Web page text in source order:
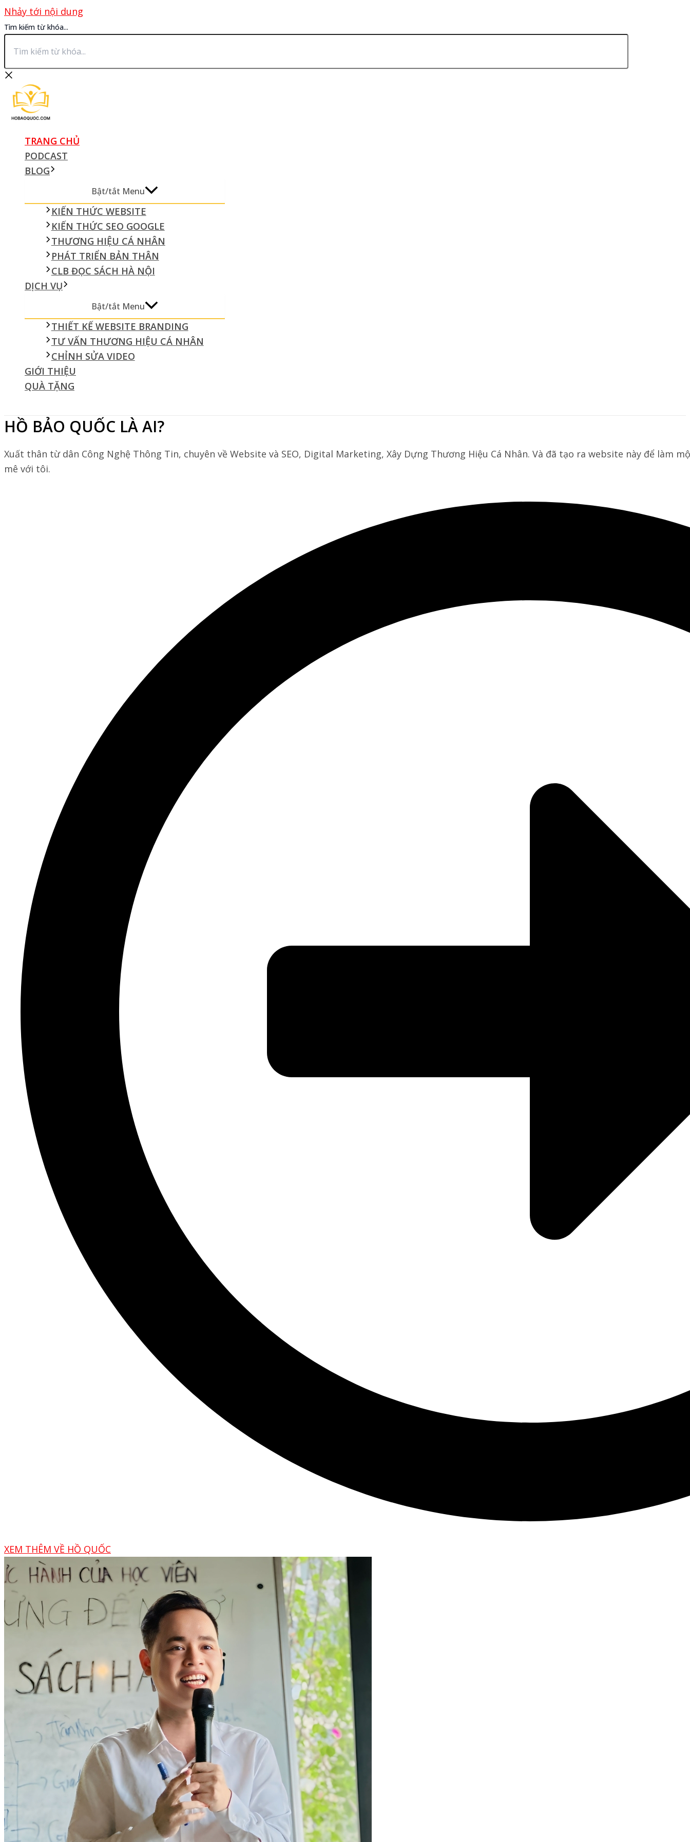
Nhảy tới nội dung
Tìm kiếm từ khóa...
TRANG CHỦ
PODCAST
BLOG
Bật/tắt Menu
KIẾN THỨC WEBSITE
KIẾN THỨC SEO GOOGLE
THƯƠNG HIỆU CÁ NHÂN
PHÁT TRIỂN BẢN THÂN
CLB ĐỌC SÁCH HÀ NỘI
DỊCH VỤ
Bật/tắt Menu
THIẾT KẾ WEBSITE BRANDING
TƯ VẤN THƯƠNG HIỆU CÁ NHÂN
CHỈNH SỬA VIDEO
GIỚI THIỆU
QUÀ TẶNG
HỒ BẢO QUỐC LÀ AI?
Xuất thân từ dân Công Nghệ Thông Tin, chuyên về Website và SEO, Digital Marketing, Xây Dựng Thương Hiệu Cá Nhân. Và đã tạo ra website này để
mê với tôi.
XEM THÊM VỀ HỒ QUỐC